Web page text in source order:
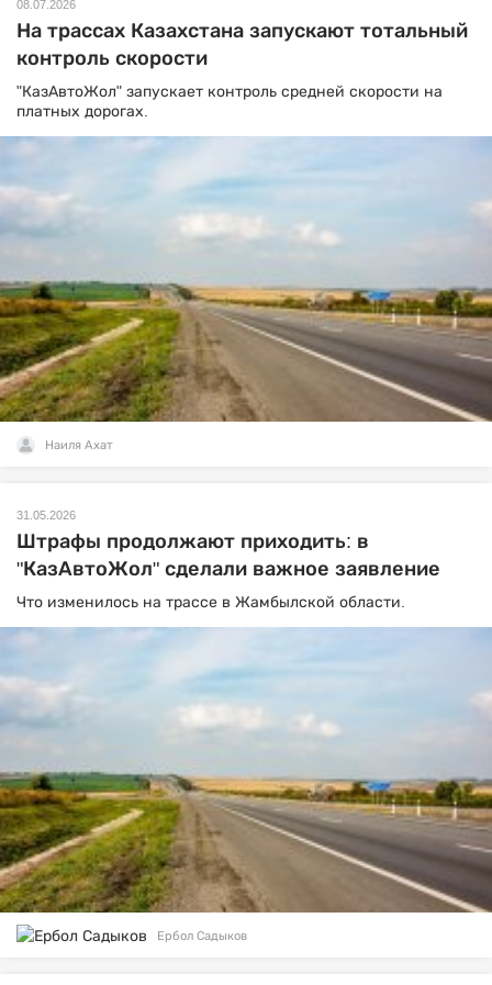
08.07.2026
На трассах Казахстана запускают тотальный
контроль скорости
"КазАвтоЖол" запускает контроль средней скорости на
платных дорогах.
Наиля Ахат
31.05.2026
Штрафы продолжают приходить: в
"КазАвтоЖол" сделали важное заявление
Что изменилось на трассе в Жамбылской области.
Ербол Садыков